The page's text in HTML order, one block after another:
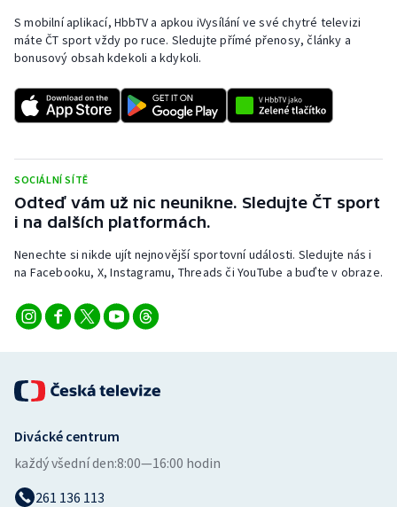
Short track
Sportovní střelba
Triatlon
Veslování
Vodní slalom
Volejbal
S mobilní aplikací, HbbTV a apkou iVysílání ve své chytré televizi
máte ČT sport vždy po ruce. Sledujte přímé přenosy, články a
bonusový obsah kdekoli a kdykoli.
SOCIÁLNÍ SÍTĚ
Odteď vám už nic neunikne. Sledujte ČT sport
i na dalších platformách.
Nenechte si nikde ujít nejnovější sportovní události. Sledujte nás i
na Facebooku, X, Instagramu, Threads či YouTube a buďte v obraze.
Divácké centrum
každý všední den:8:00—16:00 hodin
261 136 113